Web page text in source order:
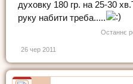
духовку 180 гр. на 25-30
руку набити треба.....
Останнє
26 чер 2011